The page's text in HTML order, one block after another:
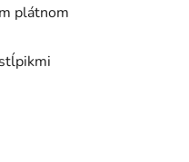
plátnom